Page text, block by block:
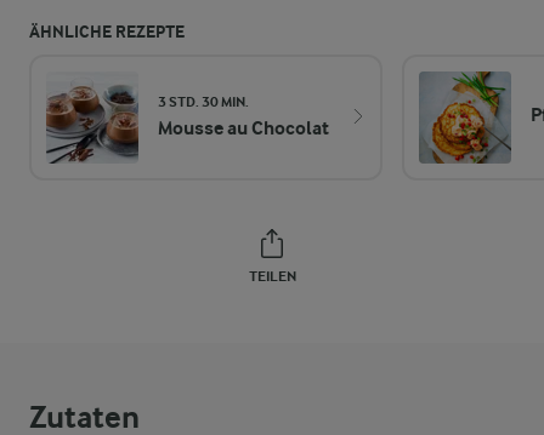
ÄHNLICHE REZEPTE
3 STD. 30 MIN.
Mousse au Chocolat
TEILEN
Zutaten